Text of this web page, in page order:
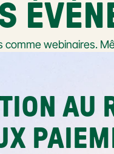
webinaires.